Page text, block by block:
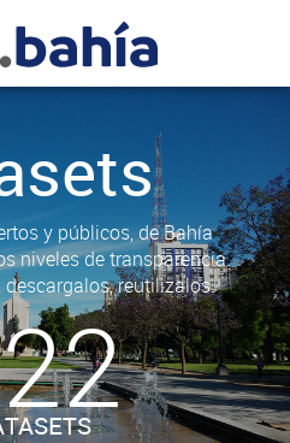
y públicos, de Bahía
niveles de transparencia.
reutilizalos.